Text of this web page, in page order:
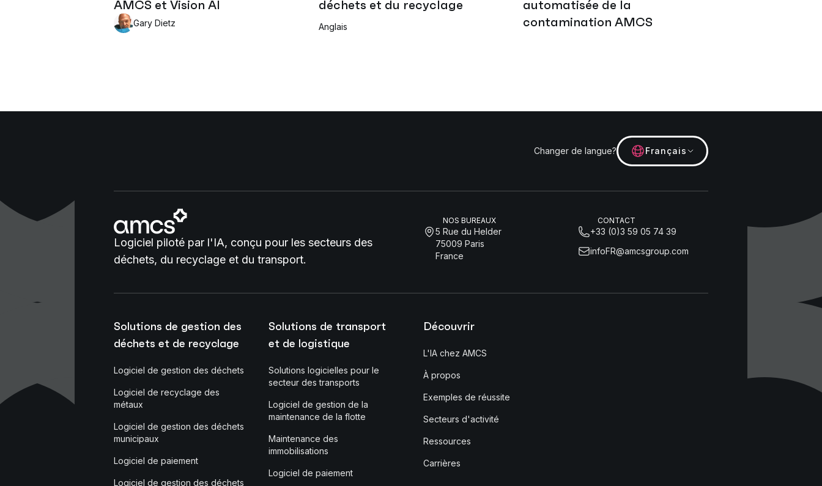
AMCS et Vision AI
Gary Dietz
déchets et du recyclage
Anglais
automatisée de la
contamination AMCS
Changer de langue? Français
Logiciel piloté par l'IA, conçu pour les secteurs des
déchets, du recyclage et du transport.
NOS BUREAUX
5 Rue du Helder
75009 Paris
France
CONTACT
+33 (0)3 59 05 74 39
infoFR@amcsgroup.com
Solutions de gestion des
déchets et de recyclage
Logiciel de gestion des déchets
Logiciel de recyclage des
métaux
Logiciel de gestion des déchets
municipaux
Logiciel de paiement
Logiciel de gestion des déchets
Solutions de transport
et de logistique
Solutions logicielles pour le
secteur des transports
Logiciel de gestion de la
maintenance de la flotte
Maintenance des
immobilisations
Logiciel de paiement
Découvrir
L'IA chez AMCS
À propos
Exemples de réussite
Secteurs d'activité
Ressources
Carrières